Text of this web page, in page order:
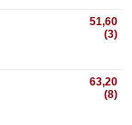
51,60
(3)
63,20
(8)